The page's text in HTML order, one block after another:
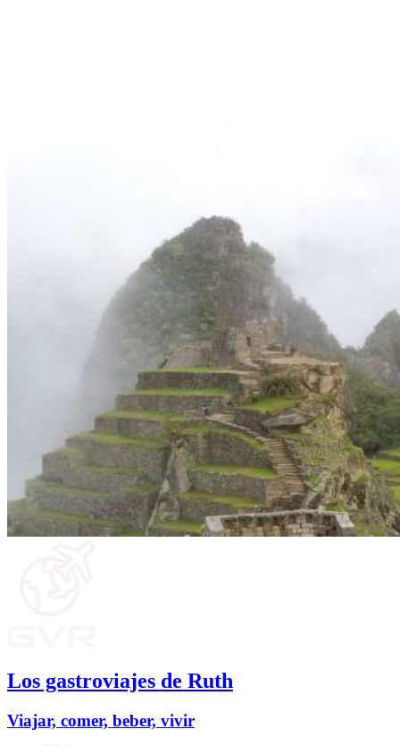
Los gastroviajes de Ruth
Viajar, comer, beber, vivir